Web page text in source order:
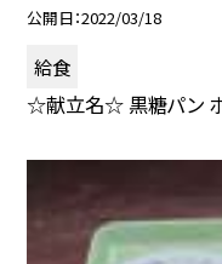
公開日 2022/03/18
給食
☆献立名☆ 黒糖パン ポ